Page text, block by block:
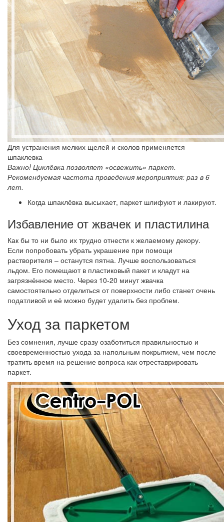
Для устранения мелких щелей и сколов применяется
шпаклевка
Важно! Циклёвка позволяет «освежить» паркет.
Рекомендуемая частота проведения мероприятия: раз в 6
лет.
Когда шпаклёвка высыхает, паркет шлифуют и лакируют.
Избавление от жвачек и пластилина
Как бы то ни было их трудно отнести к желаемому декору.
Если попробовать убрать украшение при помощи
растворителя – останутся пятна. Лучше воспользоваться
льдом. Его помещают в пластиковый пакет и кладут на
загрязнённое место. Через 10-20 минут жвачка
самостоятельно отделиться от поверхности либо станет очень
податливой и её можно будет удалить без проблем.
Уход за паркетом
Без сомнения, лучше сразу озаботиться правильностью и
своевременностью ухода за напольным покрытием, чем после
тратить время на решение вопроса как отреставрировать
паркет.